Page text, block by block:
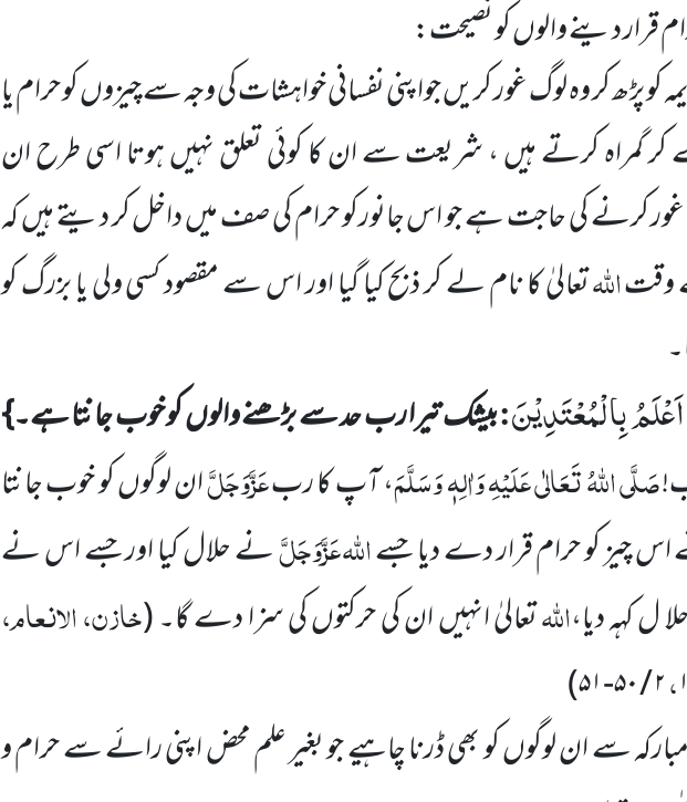
قرار دینے والوں کو نصیحت:
پڑھ کر وہ لوگ غور کریں جواپنی نفسانی خواہشات کی وجہ سے چیزوں کو حرام یا
گمراہ کرتے ہیں ، شریعت سے ان کا کوئی تعلق نہیں ہوتا اسی طرح ان
کرنے کی حاجت ہے جو اس جانورکو حرام کی صف میں داخل کر دیتے ہیں کہ
وقتاللہتعالیٰ کا نام لے کر ذبح کیا گیا اور اس سے مقصود کسی ولی یا بزرگ کو
بِالْمُعْتَدِیْنَ:بیشک تیرا رب حد سے بڑھنے والوں کو خوب جانتا ہے۔}
صَلَّی اللہُ تَعَالٰی عَلَیْہِ وَاٰلِہٖ وَسَلَّمَ، آپ کا ربعَزَّوَجَلَّان لوگوں کو خوب جانتا
چیز کو حرام قرار دے دیا جسےاللہعَزَّوَجَلَّنے حلال کیا اور جسے اس نے
ل کہہ دیا،اللہتعالیٰ انہیں ان کی حرکتوں کی سزا دے گا۔(خازن، الانعام،
،۲/۵۰-۵۱)
سے ان لوگوں کو بھی ڈرنا چاہیے جو بغیر علم محض اپنی رائے سے حرام و